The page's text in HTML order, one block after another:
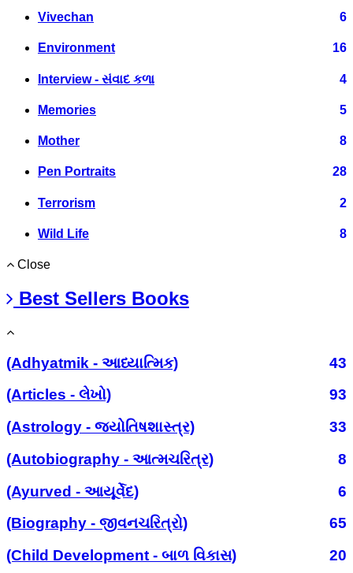
Vivechan 6
Environment 16
Interview - સંવાદ કળા 4
Memories 5
Mother 8
Pen Portraits 28
Terrorism 2
Wild Life 8
Close
Best Sellers Books
(Adhyatmik - આધ્યાત્મિક)
43
(Articles - લેખો)
93
(Astrology - જ્યોતિષશાસ્ત્ર)
33
(Autobiography - આત્મચરિત્ર)
8
(Ayurved - આયૂર્વેદ)
6
(Biography - જીવનચરિત્રો)
65
(Child Development - બાળ વિકાસ)
20